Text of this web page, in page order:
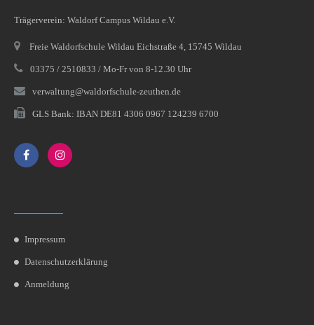
Trägerverein: Waldorf Campus Wildau e.V.
Freie Waldorfschule Wildau Eichstraße 4, 15745 Wildau
03375 / 2510833 / Mo-Fr von 8-12.30 Uhr
verwaltung@waldorfschule-zeuthen.de
GLS Bank: IBAN DE81 4306 0967 124239 6700
Impressum
Datenschutzerklärung
Anmeldung